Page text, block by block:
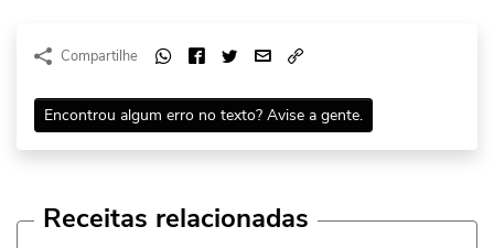
Compartilhe
Encontrou algum erro no texto? Avise a gente.
Receitas relacionadas